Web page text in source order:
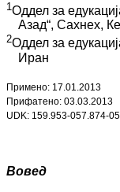
1Оддел за
Азад“, Сахнех,
2Оддел за
Иран
Примено: 17.01.2013
Прифатено: 03.03.2013
UDK: 159.953-057.874-
Вовед